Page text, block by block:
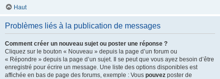
Haut
Problèmes liés à la publication de messages
Comment créer un nouveau sujet ou poster une réponse ?
Cliquez sur le bouton « Nouveau » depuis la page d’un forum ou
« Répondre » depuis la page d’un sujet. Il se peut que vous ayez besoin d’être
enregistré pour écrire un message. Une liste des options disponibles est
affichée en bas de page des forums, exemple : Vous pouvez poster de